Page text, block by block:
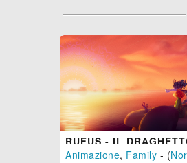
Animazione, Family - (